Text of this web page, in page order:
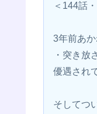
＜144話
3年前あ
・突き放
優遇され
そしてつ